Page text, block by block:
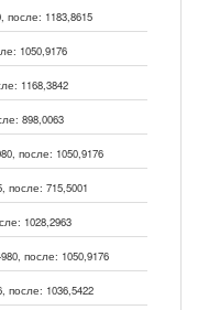
после: 1183,8615
1050,9176
1168,3842
898,0063
после: 1050,9176
после: 715,5001
1028,2963
после: 1050,9176
после: 1036,5422